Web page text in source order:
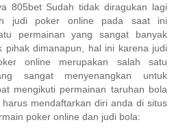
805bet Sudah tidak diragukan lagi
judi poker online pada saat ini
permainan yang sangat banyak
pihak dimanapun, hal ini karena judi
online merupakan salah satu
sangat menyenangkan untuk
mengikuti permainan taruhan bola
mendaftarkan diri anda di situs
poker online dan judi bola: